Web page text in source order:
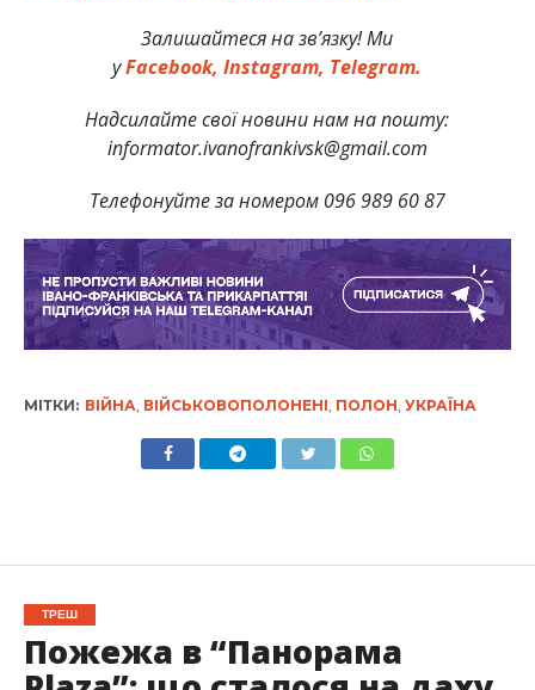
Залишайтеся на зв’язку! Ми
уFacebook, Instagram, Telegram.
Надсилайте свої новини нам на пошту:
informator.ivanofrankivsk@gmail.com
Телефонуйте за номером 096 989 60 87
МІТКИ: ВІЙНА, ВІЙСЬКОВОПОЛОНЕНІ, ПОЛОН, УКРАЇНА
ТРЕШ
Пожежа в “Панорама